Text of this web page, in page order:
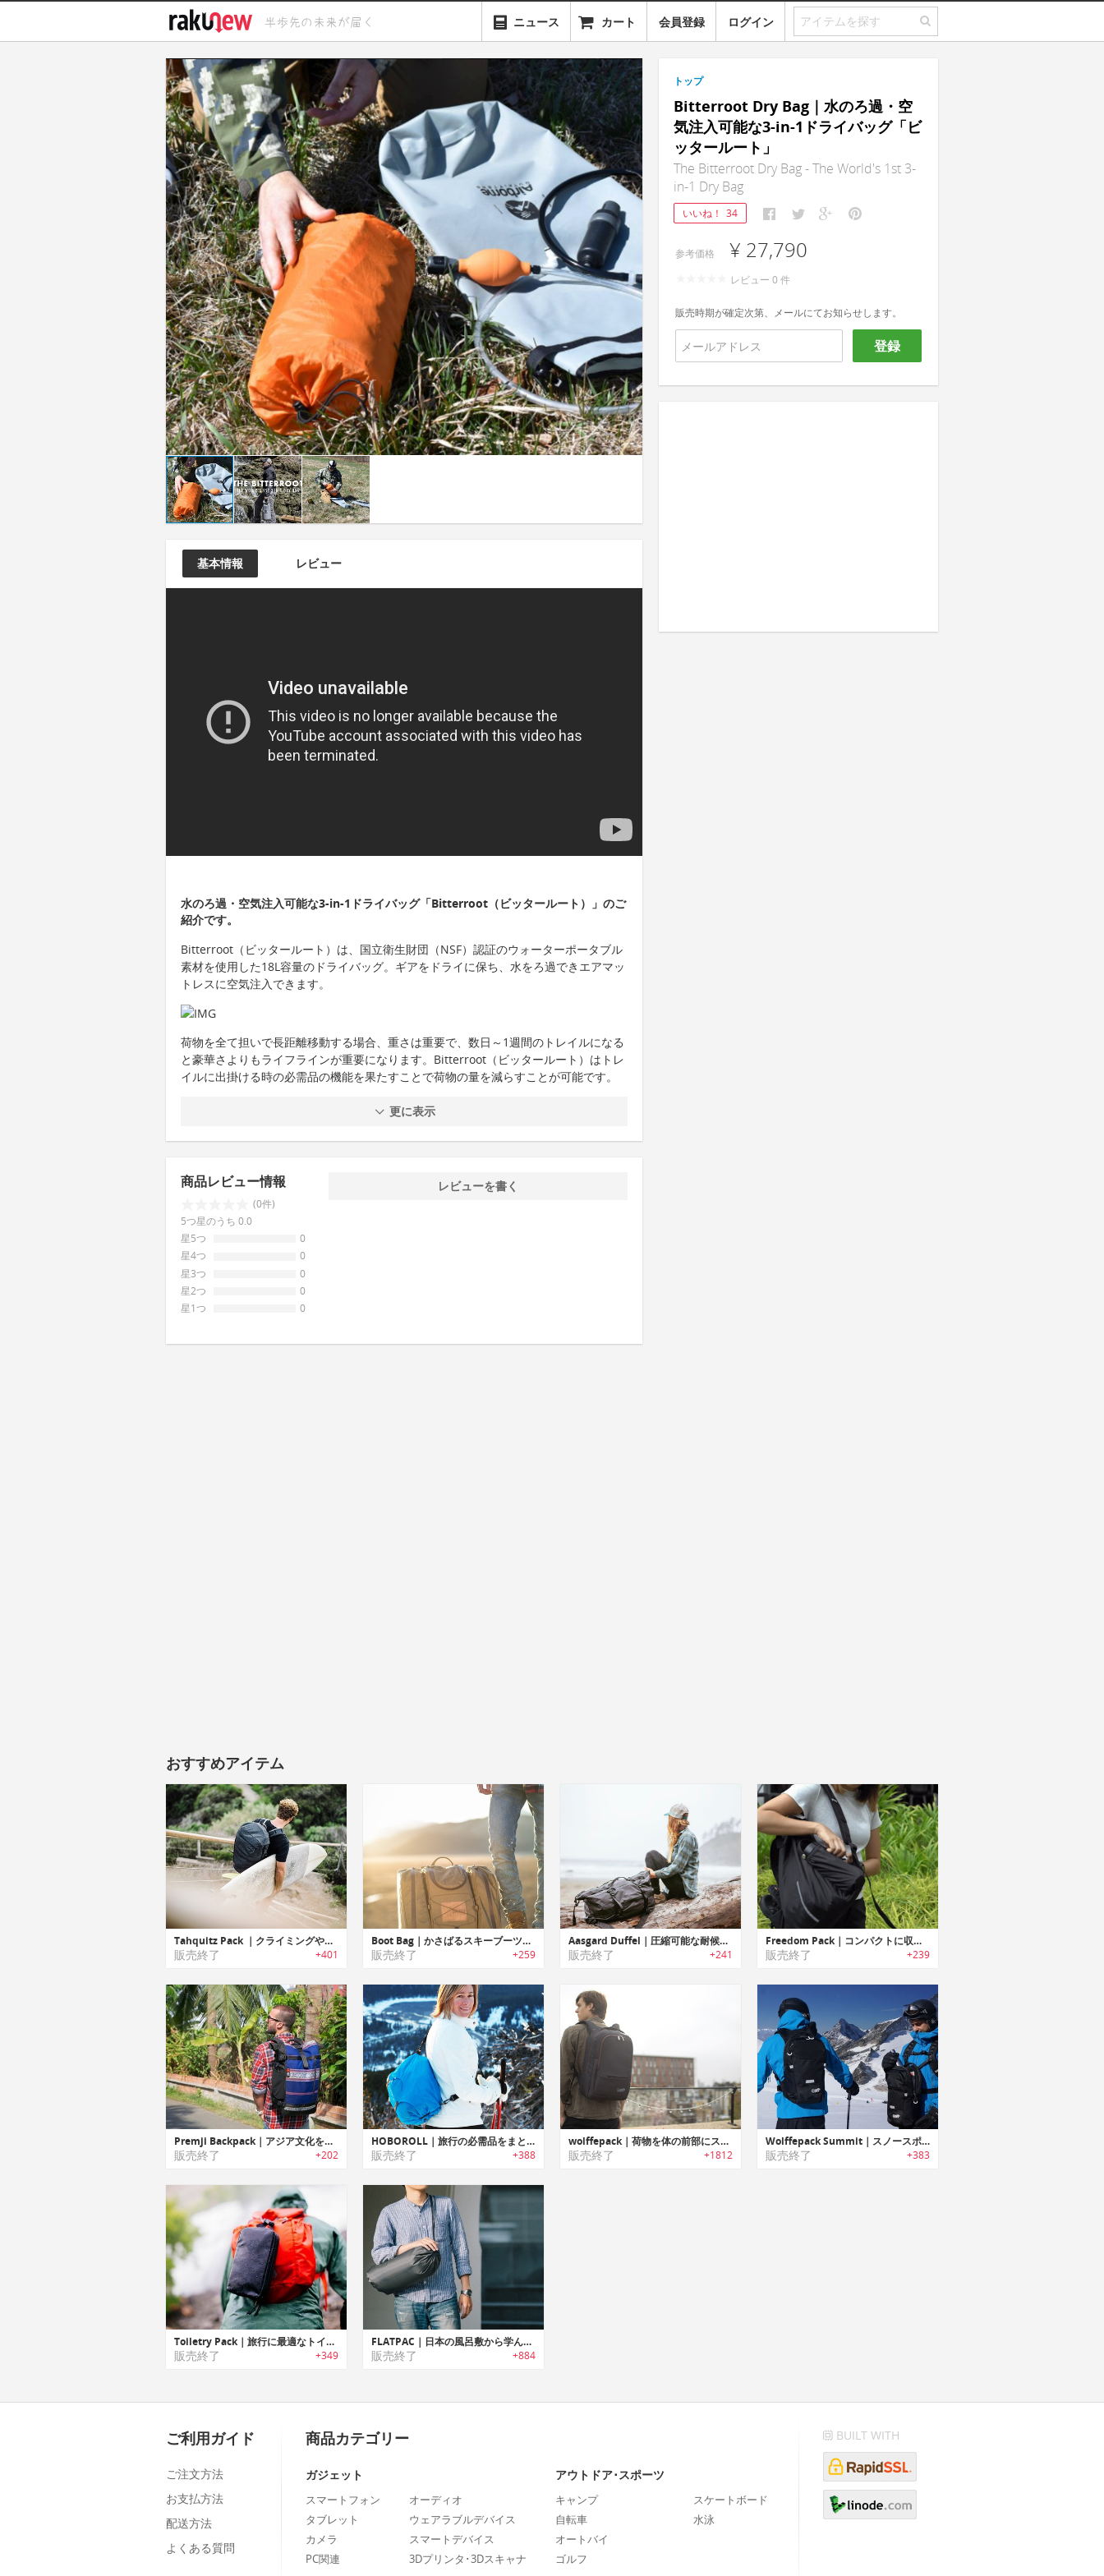
ニュース カート 会員登録 ログイン
基本情報 レビュー
水のろ過・空気注入可能な3-in-1ドライバッグ「Bitterroot（ビッタールート）」のご
紹介です。
Bitterroot（ビッタールート）は、国立衛生財団（NSF）認証のウォーターポータブル
素材を使用した18L容量のドライバッグ。ギアをドライに保ち、水をろ過できエアマッ
トレスに空気注入できます。
荷物を全て担いで長距離移動する場合、重さは重要で、数日～1週間のトレイルになる
と豪華さよりもライフラインが重要になります。Bitterroot（ビッタールート）はトレ
イルに出掛ける時の必需品の機能を果たすことで荷物の量を減らすことが可能です。
更に表示
商品レビュー情報
(0件)
5つ星のうち 0.0
星5つ
0
星4つ
0
星3つ
0
星2つ
0
星1つ
0
レビューを書く
トップ
Bitterroot Dry Bag｜水のろ過・空
気注入可能な3-in-1ドライバッグ「ビ
ッタールート」
The Bitterroot Dry Bag - The World's 1st 3-
in-1 Dry Bag
いいね！ 34
参考価格 ¥ 27,790
レビュー 0 件
販売時期が確定次第、メールにてお知らせします。
登録
おすすめアイテム
Tahquitz Pack ｜クライミングやアウトドアに最適な多機能バッグパック
販売終了 +401
Boot Bag｜かさばるスキーブーツを楽に持ち運べるギアバッグ「ブートバッグ」
販売終了 +259
Aasgard Duffel｜圧縮可能な耐候性防水ダッフルバッグ「アズガード」
販売終了 +241
Freedom Pack｜コンパクトに収納可能な盗難防止機能付きデイバッグ「フリーダムパック」
販売終了 +239
Premji Backpack｜アジア文化を伝承する生地を使ったエスニックバックパック「プレムジ」
販売終了 +202
HOBOROLL｜旅行の必需品をまとめるスタッフサック
販売終了 +388
wolffepack｜荷物を体の前部にスウィング出来るリュックサック
販売終了 +1812
Wolffepack Summit｜スノースポーツ用にデザインされたスウィングバッグパック「ウォルフパックサミット」
販売終了 +383
Toiletry Pack｜旅行に最適なトイレタリーバッグ「トイレタリーパック」
販売終了 +349
FLATPAC｜日本の風呂敷から学んだ瞬時にパッキング/アンパック可能なライフスタイルバッグ「フラットパック」
販売終了 +884
ご利用ガイド
ご注文方法
お支払方法
配送方法
よくある質問
商品カテゴリー
ガジェット
スマートフォン
タブレット
カメラ
PC関連
オーディオ
ウェアラブルデバイス
スマートデバイス
3Dプリンタ･3Dスキャナ
アウトドア･スポーツ
キャンプ
自転車
オートバイ
ゴルフ
スケートボード
水泳
BUILT WITH